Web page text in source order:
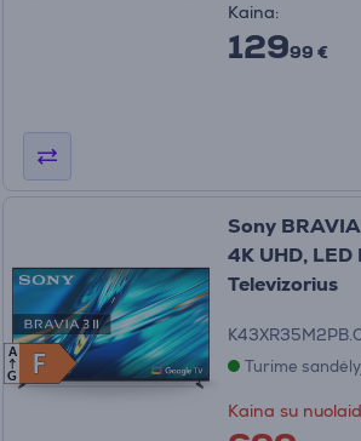
Kaina:
12999 €
F
F
A
G
Sony
4K UHD, LED
Televizorius
Turime
Kaina su